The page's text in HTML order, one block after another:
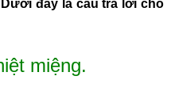
đây là câu trả lời cho
miệng.